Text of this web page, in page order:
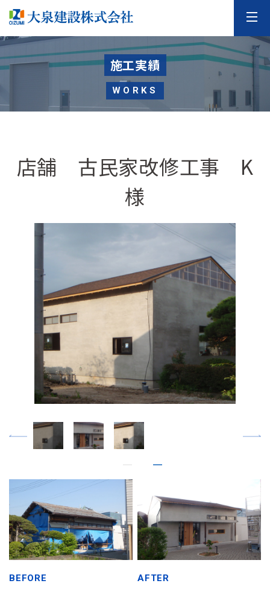
施工実績
WORKS
店舗 古民家改修工事 K
様
BEFORE AFTER